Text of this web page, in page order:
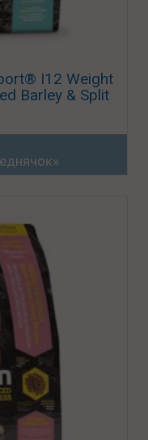
I12 Weight
Barley & Split